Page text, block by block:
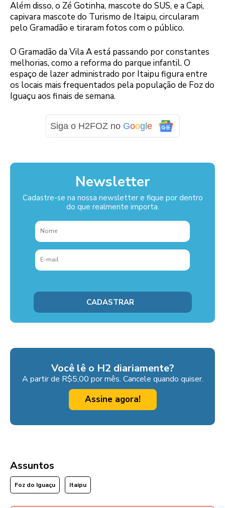
Além disso, o Zé Gotinha, mascote do SUS, e a Capi,
capivara mascote do Turismo de Itaipu, circularam
pelo Gramadão e tiraram fotos com o público.
O Gramadão da Vila A está passando por constantes
melhorias, como a reforma do parque infantil. O
espaço de lazer administrado por Itaipu figura entre
os locais mais frequentados pela população de Foz do
Iguaçu aos finais de semana.
Siga o H2FOZ no Goog e
Newsletter
Cadastre-se na nossa newsletter e fique por dentro
do que realmente importa.
Você lê o H2 diariamente?
A partir de R$5,00 por mês. Cancele quando quiser.
Assine agora!
Assuntos
Foz do Iguaçu Itaipu